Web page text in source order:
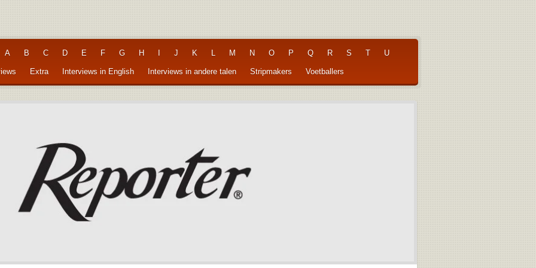
A B C D E F G H J K L M N O P Q R S T U
Extra Interviews in English Interviews in andere talen Stripmakers Voetballers